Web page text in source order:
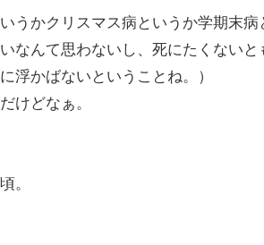
うかクリスマス病というか学期末病
なんて思わないし、死にたくない
浮かばないということね。）
けどなぁ。
。